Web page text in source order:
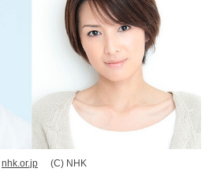
nhk.or.jp (C) NHK